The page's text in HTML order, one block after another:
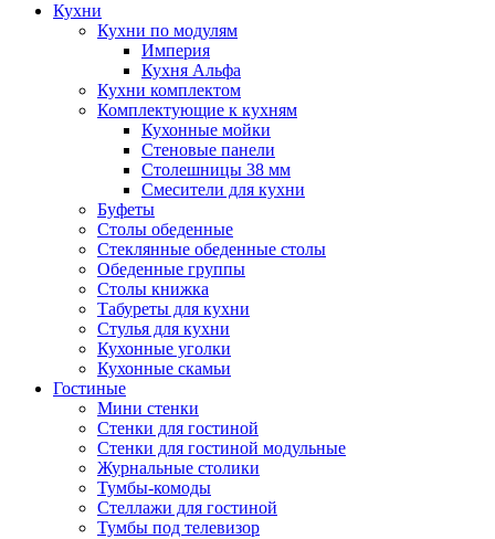
Кухни
Кухни по модулям
Империя
Кухня Альфа
Кухни комплектом
Комплектующие к кухням
Кухонные мойки
Стеновые панели
Столешницы 38 мм
Смесители для кухни
Буфеты
Столы обеденные
Стеклянные обеденные столы
Обеденные группы
Столы книжка
Табуреты для кухни
Стулья для кухни
Кухонные уголки
Кухонные скамьи
Гостиные
Мини стенки
Стенки для гостиной
Стенки для гостиной модульные
Журнальные столики
Тумбы-комоды
Стеллажи для гостиной
Тумбы под телевизор